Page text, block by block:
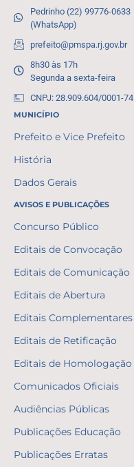
Pedrinho (22) 99776-0633
(WhatsApp)
prefeito@pmspa.rj.gov.br
8h30 às 17h
Segunda a sexta-feira
CNPJ: 28.909.604/0001-74
MUNICÍPIO
Prefeito e Vice Prefeito
História
Dados Gerais
AVISOS E PUBLICAÇÕES
Concurso Público
Editais de Convocação
Editais de Comunicação
Editais de Abertura
Editais Complementares
Editais de Retificação
Editais de Homologação
Comunicados Oficiais
Audiências Públicas
Publicações Educação
Publicações Erratas